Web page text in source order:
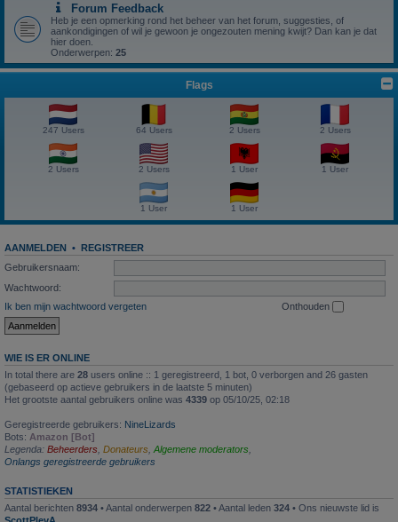
Forum Feedback
Heb je een opmerking rond het beheer van het forum, suggesties, of
aankondigingen of wil je gewoon je ongezouten mening kwijt? Dan kan je dat
hier doen.
Onderwerpen: 25
Flags
247 Users 64 Users 2 Users 2 Users
2 Users 2 Users 1 User 1 User
1 User 1 User
AANMELDEN • REGISTREER
Gebruikersnaam:
Wachtwoord:
Ik ben mijn wachtwoord vergeten
Onthouden
WIE IS ER ONLINE
In total there are 28 users online :: 1 geregistreerd, 1 bot, 0 verborgen and 26 gasten
(gebaseerd op actieve gebruikers in de laatste 5 minuten)
Het grootste aantal gebruikers online was 4339 op 05/10/25, 02:18
Geregistreerde gebruikers: NineLizards
Bots: Amazon [Bot]
Legenda: Beheerders, Donateurs,Algemene moderators,
Onlangs geregistreerde gebruikers
STATISTIEKEN
Aantal berichten 8934 • Aantal onderwerpen 822 • Aantal leden 324 • Ons nieuwste lid is